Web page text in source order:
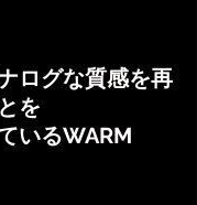
ログな質感を再
を
いるWARM